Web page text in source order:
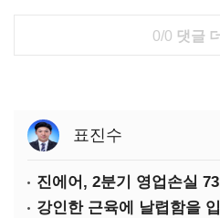
0/0 댓글
표진수
진에어, 2분기 영업손실
강인한 근육에 날렵함을